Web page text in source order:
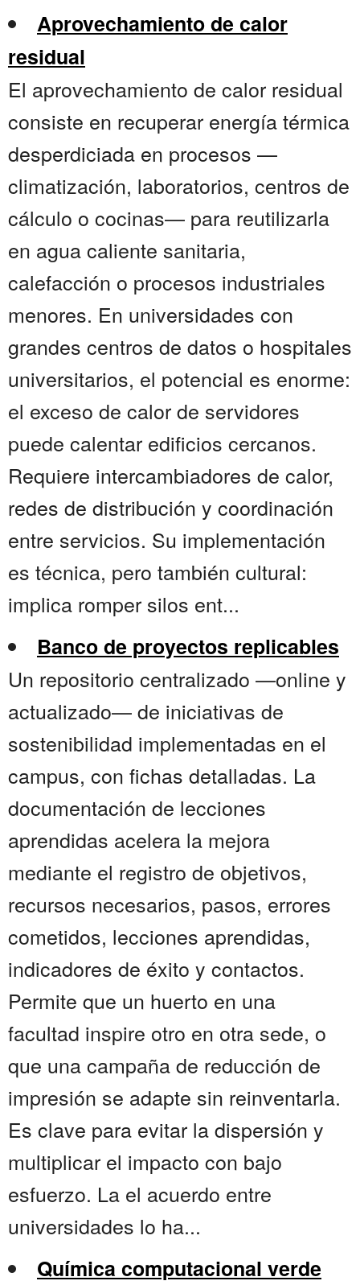
Aprovechamiento de calor
residual
El aprovechamiento de calor residual
consiste en recuperar energía térmica
desperdiciada en procesos —
climatización, laboratorios, centros de
cálculo o cocinas— para reutilizarla
en agua caliente sanitaria,
calefacción o procesos industriales
menores. En universidades con
grandes centros de datos o hospitales
universitarios, el potencial es enorme:
el exceso de calor de servidores
puede calentar edificios cercanos.
Requiere intercambiadores de calor,
redes de distribución y coordinación
entre servicios. Su implementación
es técnica, pero también cultural:
implica romper silos ent...
Banco de proyectos replicables
Un repositorio centralizado —online y
actualizado— de iniciativas de
sostenibilidad implementadas en el
campus, con fichas detalladas. La
documentación de lecciones
aprendidas acelera la mejora
mediante el registro de objetivos,
recursos necesarios, pasos, errores
cometidos, lecciones aprendidas,
indicadores de éxito y contactos.
Permite que un huerto en una
facultad inspire otro en otra sede, o
que una campaña de reducción de
impresión se adapte sin reinventarla.
Es clave para evitar la dispersión y
multiplicar el impacto con bajo
esfuerzo. La el acuerdo entre
universidades lo ha...
Química computacional verde